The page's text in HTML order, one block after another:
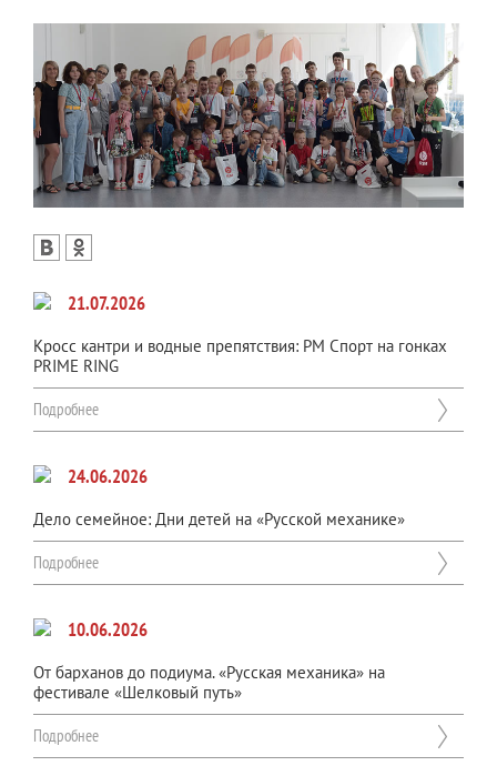
21.07.2026
Кросс кантри и водные препятствия: РМ Спорт на гонках
PRIME RING
Подробнее
24.06.2026
Дело семейное: Дни детей на «Русской механике»
Подробнее
10.06.2026
От барханов до подиума. «Русская механика» на
фестивале «Шелковый путь»
Подробнее